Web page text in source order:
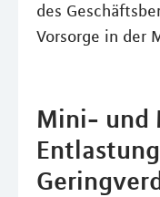
des
Vorsorge in der
Mini- und